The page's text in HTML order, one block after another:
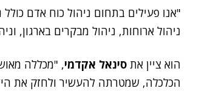
"אנו פעילים בתחום ניהול כוח אדם
ניהול ארוחות, ניהול מבקרים בארגון,
הוא ציין את סינאל אקדמי, "מכללה
הכלכלה, שמטרתה להעשיר ולחזק את